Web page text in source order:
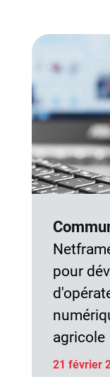
pour
agricole
21 février